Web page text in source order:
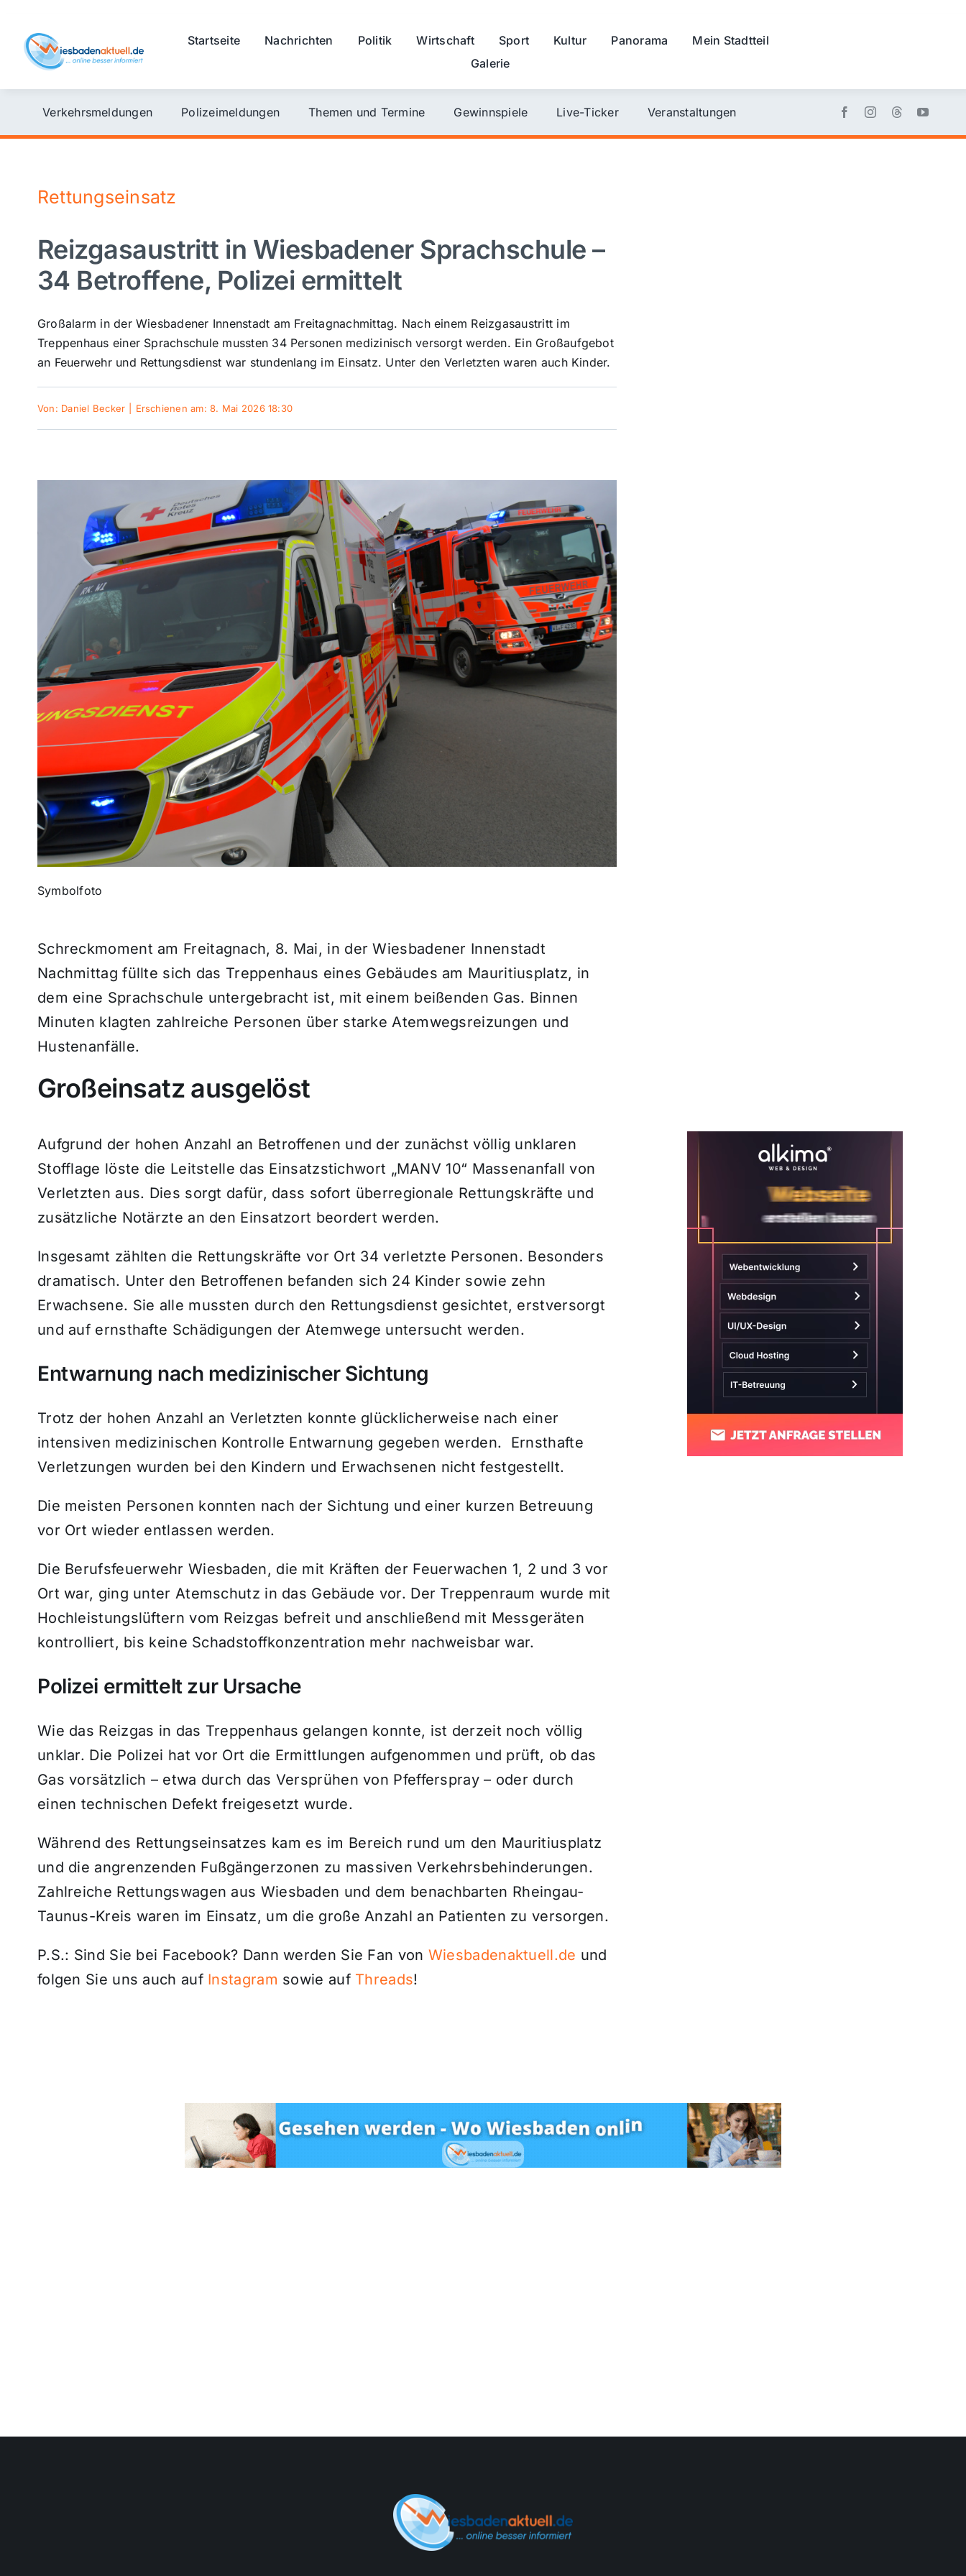
content
Startseite Nachrichten Politik Wirtschaft Sport Kultur Panorama
Mein Stadtteil
Galerie
Verkehrsmeldungen Polizeimeldungen Themen und Termine Gewinnspiele Live-Ticker Veranstaltungen
Rettungseinsatz
Reizgasaustritt in Wiesbadener Sprachschule –
34 Betroffene, Polizei ermittelt
Großalarm in der Wiesbadener Innenstadt am Freitagnachmittag. Nach einem Reizgasaustritt im
Treppenhaus einer Sprachschule mussten 34 Personen medizinisch versorgt werden. Ein Großaufgebot
an Feuerwehr und Rettungsdienst war stundenlang im Einsatz. Unter den Verletzten waren auch Kinder.
Von: Daniel Becker Erschienen am: 8. Mai 2026 18:30
Symbolfoto
Schreckmoment am Freitagnach, 8. Mai, in der Wiesbadener Innenstadt
Nachmittag füllte sich das Treppenhaus eines Gebäudes am Mauritiusplatz, in
dem eine Sprachschule untergebracht ist, mit einem beißenden Gas. Binnen
Minuten klagten zahlreiche Personen über starke Atemwegsreizungen und
Hustenanfälle.
Großeinsatz ausgelöst
Aufgrund der hohen Anzahl an Betroffenen und der zunächst völlig unklaren
Stofflage löste die Leitstelle das Einsatzstichwort „MANV 10“ Massenanfall von
Verletzten aus. Dies sorgt dafür, dass sofort überregionale Rettungskräfte und
zusätzliche Notärzte an den Einsatzort beordert werden.
Insgesamt zählten die Rettungskräfte vor Ort 34 verletzte Personen. Besonders
dramatisch. Unter den Betroffenen befanden sich 24 Kinder sowie zehn
Erwachsene. Sie alle mussten durch den Rettungsdienst gesichtet, erstversorgt
und auf ernsthafte Schädigungen der Atemwege untersucht werden.
Entwarnung nach medizinischer Sichtung
Trotz der hohen Anzahl an Verletzten konnte glücklicherweise nach einer
intensiven medizinischen Kontrolle Entwarnung gegeben werden. Ernsthafte
Verletzungen wurden bei den Kindern und Erwachsenen nicht festgestellt.
Die meisten Personen konnten nach der Sichtung und einer kurzen Betreuung
vor Ort wieder entlassen werden.
Die Berufsfeuerwehr Wiesbaden, die mit Kräften der Feuerwachen 1, 2 und 3 vor
Ort war, ging unter Atemschutz in das Gebäude vor. Der Treppenraum wurde mit
Hochleistungslüftern vom Reizgas befreit und anschließend mit Messgeräten
kontrolliert, bis keine Schadstoffkonzentration mehr nachweisbar war.
Polizei ermittelt zur Ursache
Wie das Reizgas in das Treppenhaus gelangen konnte, ist derzeit noch völlig
unklar. Die Polizei hat vor Ort die Ermittlungen aufgenommen und prüft, ob das
Gas vorsätzlich – etwa durch das Versprühen von Pfefferspray – oder durch
einen technischen Defekt freigesetzt wurde.
Während des Rettungseinsatzes kam es im Bereich rund um den Mauritiusplatz
und die angrenzenden Fußgängerzonen zu massiven Verkehrsbehinderungen.
Zahlreiche Rettungswagen aus Wiesbaden und dem benachbarten Rheingau-
Taunus-Kreis waren im Einsatz, um die große Anzahl an Patienten zu versorgen.
P.S.: Sind Sie bei Facebook? Dann werden Sie Fan von Wiesbadenaktuell.de und
folgen Sie uns auch auf Instagram sowie auf Threads!